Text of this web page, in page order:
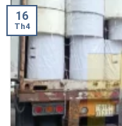
16
Th4